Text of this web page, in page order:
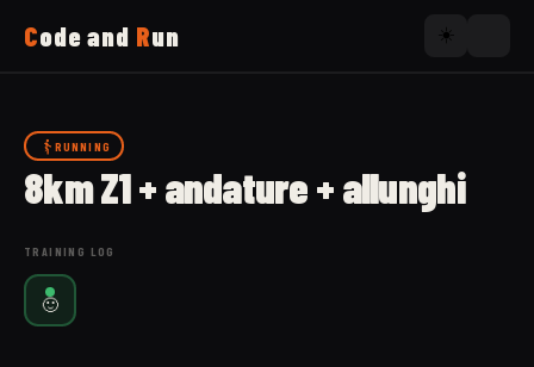
Code and Run ☀️
Running
Uses
RUNNING
8km Z1 + andature + allunghi
TRAINING LOG
🙂